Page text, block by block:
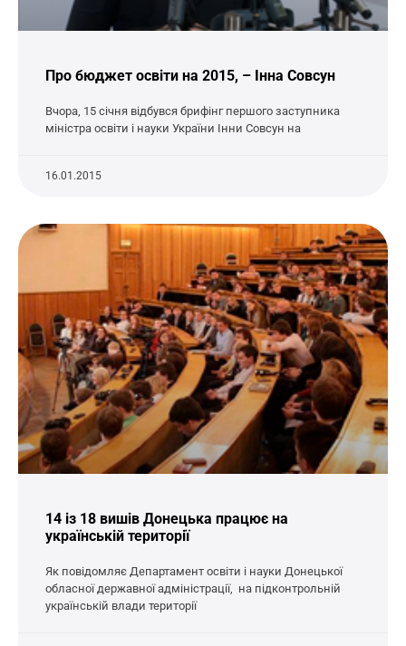
Про бюджет освіти на 2015, – Інна Совсун
Вчора, 15 січня відбувся брифінг першого заступника
міністра освіти і науки України Інни Совсун на
16.01.2015
14 із 18 вишів Донецька працює на
українській території
Як повідомляє Департамент освіти і науки Донецької
обласної державної адміністрації, на підконтрольній
українській влади території